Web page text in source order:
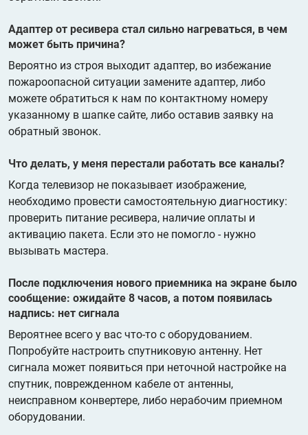
Адаптер от ресивера стал сильно нагреваться, в чем
может быть причина?
Вероятно из строя выходит адаптер, во избежание
пожароопасной ситуации замените адаптер, либо
можете обратиться к нам по контактному номеру
указанному в шапке сайте, либо оставив заявку на
обратный звонок.
Что делать, у меня перестали работать все каналы?
Когда телевизор не показывает изображение,
необходимо провести самостоятельную диагностику:
проверить питание ресивера, наличие оплаты и
активацию пакета. Если это не помогло - нужно
вызывать мастера.
После подключения нового приемника на экране было
сообщение: ожидайте 8 часов, а потом появилась
надпись: нет сигнала
Вероятнее всего у вас что-то с оборудованием.
Попробуйте настроить спутниковую антенну. Нет
сигнала может появиться при неточной настройке на
спутник, поврежденном кабеле от антенны,
неисправном конвертере, либо нерабочим приемном
оборудовании.